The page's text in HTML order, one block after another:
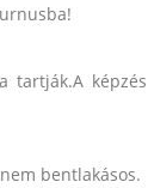
tartják.A képzés
bentlakásos.